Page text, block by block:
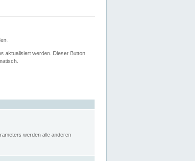
aktualisiert werden. Dieser Button
werden alle anderen